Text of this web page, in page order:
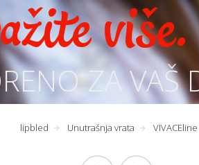
više.
ZA VAŠ
lipbled Unutrašnja vrata VIVACEline